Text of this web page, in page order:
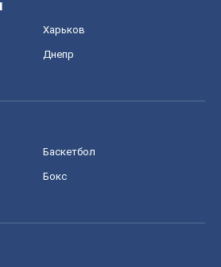
Харьков
Днепр
Баскетбол
Бокс